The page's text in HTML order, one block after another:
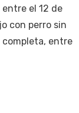
el 12 de
con perro sin
completa, entre